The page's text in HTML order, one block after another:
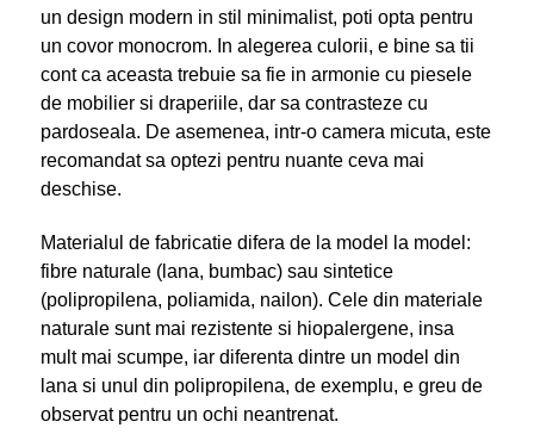
un design modern in stil minimalist, poti opta pentru
un covor monocrom. In alegerea culorii, e bine sa tii
cont ca aceasta trebuie sa fie in armonie cu piesele
de mobilier si draperiile, dar sa contrasteze cu
pardoseala. De asemenea, intr-o camera micuta, este
recomandat sa optezi pentru nuante ceva mai
deschise.
Materialul de fabricatie difera de la model la model:
fibre naturale (lana, bumbac) sau sintetice
(polipropilena, poliamida, nailon). Cele din materiale
naturale sunt mai rezistente si hiopalergene, insa
mult mai scumpe, iar diferenta dintre un model din
lana si unul din polipropilena, de exemplu, e greu de
observat pentru un ochi neantrenat.